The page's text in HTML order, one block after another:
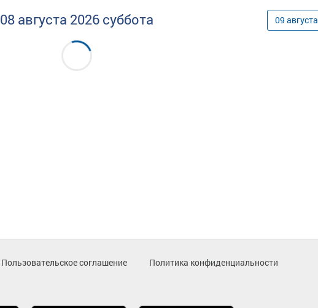
08 августа 2026 суббота 09 августа
Пользовательское соглашение
Политика конфиденциальности